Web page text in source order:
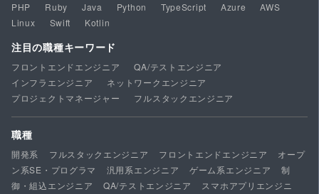
PHP Ruby Java Python TypeScript Azure
AWS
Linux
Swift Kotlin
注目の職種キーワード
フロントエンドエンジニア
QA/テストエンジニア
インフラエンジニア
ネットワークエンジニア
プロジェクトマネージャー
フルスタックエンジニア
職種
開発系 フルスタックエンジニア フロントエンドエンジニア
オープ
ン系SE・プログラマ
汎用系エンジニア ゲーム系エンジニア
制
御・組込エンジニア
QA/テストエンジニア
スマホアプリエンジニ